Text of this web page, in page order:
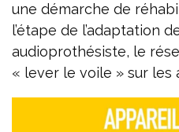
une démarche de
l’étape de l’adaptation
audioprothésiste, le
« lever le voile » sur les